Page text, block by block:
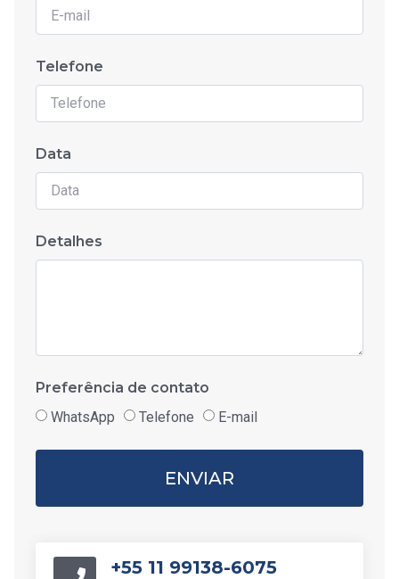
Telefone
Data
Detalhes
Preferência de contato
WhatsApp
Telefone E-mail
ENVIAR
+55 11 99138-6075